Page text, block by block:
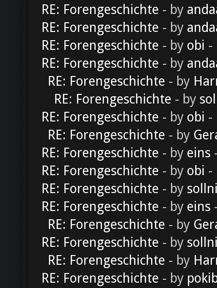
RE: Forengeschichte - by
RE: Forengeschichte - by
RE: Forengeschichte - by obi -
RE: Forengeschichte - by
RE: Forengeschichte - by
RE: Forengeschichte - by
RE: Forengeschichte - by obi -
RE: Forengeschichte - by
RE: Forengeschichte - by eins
RE: Forengeschichte - by obi -
RE: Forengeschichte - by
RE: Forengeschichte - by eins
RE: Forengeschichte - by
RE: Forengeschichte - by
RE: Forengeschichte - by
RE: Forengeschichte - by